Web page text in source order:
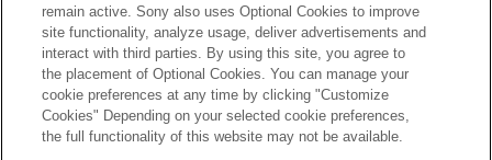
Précautions/Le produit
Si vous avez des problèmes
remain active. Sony also uses Optional Cookies to improve
site functionality, analyze usage, deliver advertisements and
interact with third parties. By using this site, you agree to
the placement of Optional Cookies. You can manage your
cookie preferences at any time by clicking "Customize
Cookies" Depending on your selected cookie preferences,
the full functionality of this website may not be available.